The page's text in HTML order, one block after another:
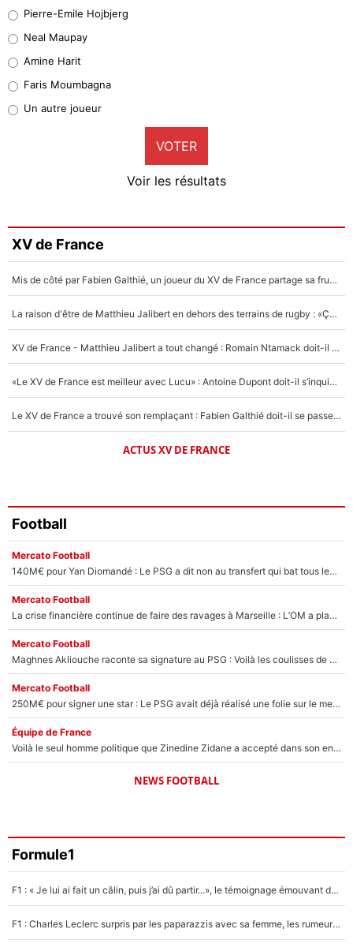
5%
1%
9%
Faris Moumbagna
5%
Un autre joueur
5%
Pierre-Emile Hojbjerg
Neal Maupay
Amine Harit
Faris Moumbagna
Un autre joueur
VOTER
Voir les résultats
XV de France
Mis de côté par Fabien Galthié, un joueur du XV de France partage sa frustration : «ils ne me l’ont pas dit tout de suite»
La raison d'être de Matthieu Jalibert en dehors des terrains de rugby : «Ça m'atteint autant que si tu touches à un membre de ma famille»
XV de France - Matthieu Jalibert a tout changé : Romain Ntamack doit-il s’inquiéter pour sa place à un an de la Coupe du monde ?
«Le XV de France est meilleur avec Lucu» : Antoine Dupont doit-il s’inquiéter pour sa place ?
Le XV de France a trouvé son remplaçant : Fabien Galthié doit-il se passer d'Antoine Dupont ?
ACTUS XV DE FRANCE
Football
Mercato Football
140M€ pour Yan Diomandé : Le PSG a dit non au transfert qui bat tous les records sur le mercato
Mercato Football
La crise financière continue de faire des ravages à Marseille : L’OM a placé 12 joueurs sur le marché des transferts… et ça pourrait lui rapporter près de 100M€ !
Mercato Football
Maghnes Akliouche raconte sa signature au PSG : Voilà les coulisses de son transfert de rêve à 50M€
Mercato Football
250M€ pour signer une star : Le PSG avait déjà réalisé une folie sur le mercato bien avant Neymar !
Équipe de France
Voilà le seul homme politique que Zinedine Zidane a accepté dans son entourage : «Je garde un très bon souvenir de lui»
NEWS FOOTBALL
Formule1
F1 : « Je lui ai fait un câlin, puis j’ai dû partir...», le témoignage émouvant de Max Verstappen sur sa fille
F1 : Charles Leclerc surpris par les paparazzis avec sa femme, les rumeurs étaient vraies !